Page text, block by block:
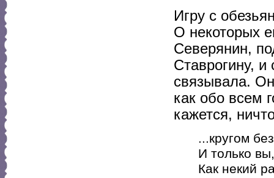
Игру с
О некоторых
Северянин,
Ставрогину,
связывала.
как обо всем
кажется,
...кругом
И только
Как некий